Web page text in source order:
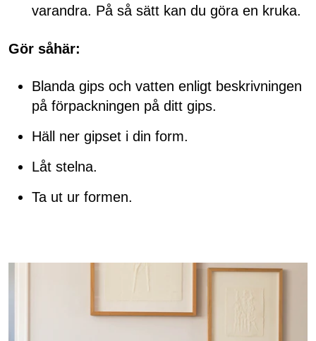
varandra. På så sätt kan du göra en kruka.
Gör såhär:
Blanda gips och vatten enligt beskrivningen
på förpackningen på ditt gips.
Häll ner gipset i din form.
Låt stelna.
Ta ut ur formen.